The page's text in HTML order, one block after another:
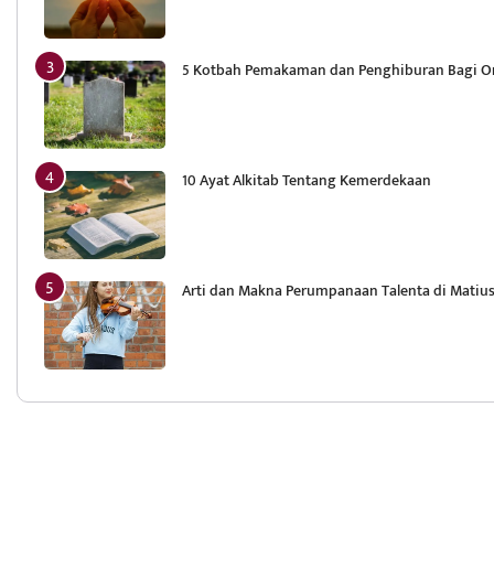
5 Kotbah Pemakaman dan Penghiburan Bagi
10 Ayat Alkitab Tentang Kemerdekaan
Arti dan Makna Perumpanaan Talenta di Matius